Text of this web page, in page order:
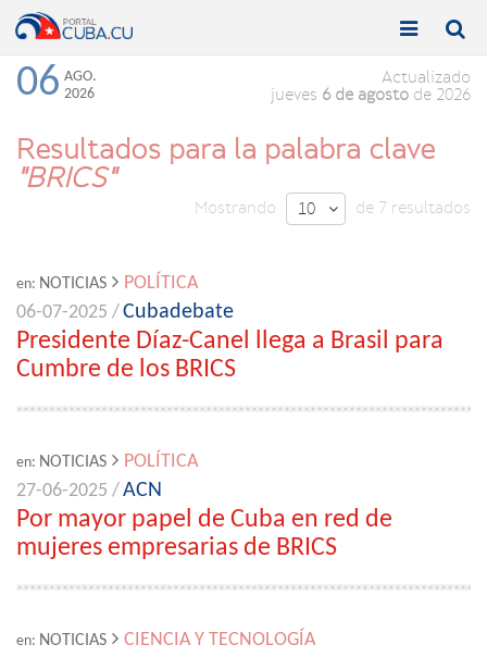
Toggle

Toggle

06 AGO.
2026
Actualizado
jueves 6 de agosto de 2026
Resultados para la palabra clave
"BRICS"
Mostrando 10  de 7 resultados
en: NOTICIAS
POLÍTICA
06-07-2025 /Cubadebate
Presidente Díaz-Canel llega a Brasil para
Cumbre de los BRICS
en: NOTICIAS
POLÍTICA
27-06-2025 /ACN
Por mayor papel de Cuba en red de
mujeres empresarias de BRICS
en: NOTICIAS
CIENCIA Y TECNOLOGÍA